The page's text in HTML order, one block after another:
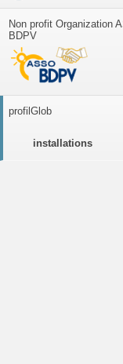
Non profit Organization
BDPV
profilGlob
installations